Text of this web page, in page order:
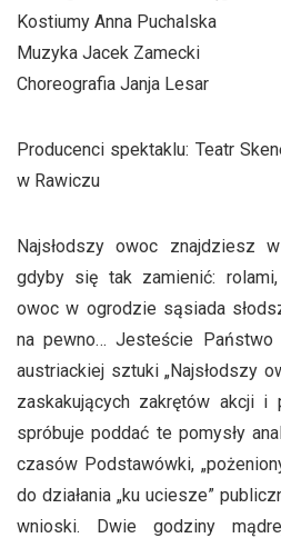
Kostiumy Anna Puchalska
Muzyka Jacek Zamecki
Choreografia Janja Lesar
Producenci spektaklu: Teatr
w Rawiczu
Najsłodszy owoc znajdziesz
gdyby się tak zamienić:
owoc w ogrodzie sąsiada
na pewno… Jesteście Państwo
austriackiej sztuki „Najsłodszy
zaskakujących zakrętów akcji i
spróbuje poddać te pomysły
czasów Podstawówki,
do działania „ku uciesze”
wnioski. Dwie godziny